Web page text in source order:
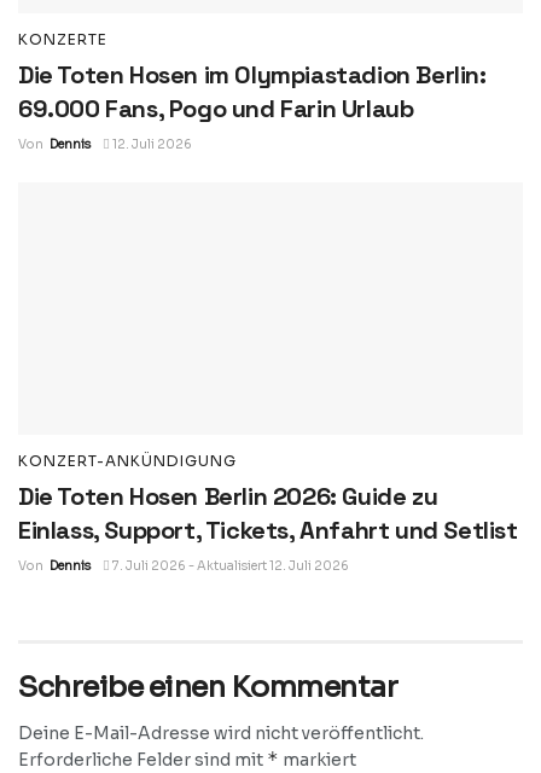
KONZERTE
Die Toten Hosen im Olympiastadion Berlin:
69.000 Fans, Pogo und Farin Urlaub
Von Dennis 12. Juli 2026
KONZERT-ANKÜNDIGUNG
Die Toten Hosen Berlin 2026: Guide zu
Einlass, Support, Tickets, Anfahrt und Setlist
Von Dennis 7. Juli 2026 - Aktualisiert 12. Juli 2026
Schreibe einen Kommentar
Deine E-Mail-Adresse wird nicht veröffentlicht.
Erforderliche Felder sind mit * markiert